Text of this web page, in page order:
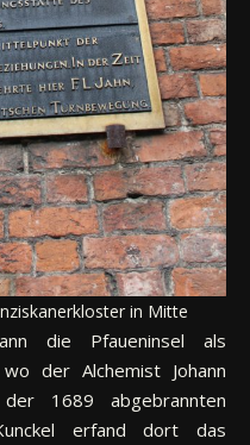
in Mitte
die Pfaueninsel als
der Alchemist Johann
1689 abgebrannten
erfand dort das